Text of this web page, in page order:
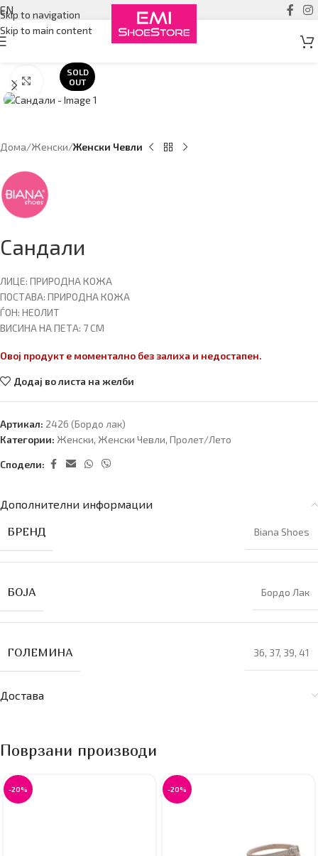
Skip to navigation
Skip to main content
EN
SOLD
OUT
Click to enlarge
Дома Женски Женски Чевли
Сандали
ЛИЦЕ: ПРИРОДНА КОЖА
ПОСТАВА: ПРИРОДНА КОЖА
ЃОН: НЕОЛИТ
ВИСИНА НА ПЕТА: 7 CM
Овој продукт е моментално без залиха и недостапен.
Додај во листа на желби
Артикал: 2426 (Бордо лак)
Категории: Женски, Женски Чевли, Пролет/Лето
Сподели:
Дополнителни информации
БРЕНД Biana Shoes
БОЈА Бордо Лак
ГОЛЕМИНА 36, 37, 39, 41
Достава
Поврзани производи
-20% -20%